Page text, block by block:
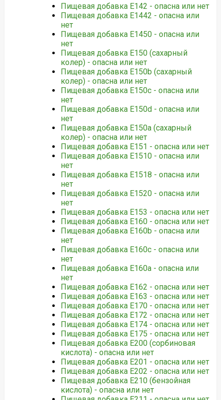
Пищевая добавка Е142 - опасна или нет
Пищевая добавка Е1442 - опасна или
нет
Пищевая добавка Е1450 - опасна или
нет
Пищевая добавка Е150 (сахарный
колер) - опасна или нет
Пищевая добавка Е150b (сахарный
колер) - опасна или нет
Пищевая добавка Е150c - опасна или
нет
Пищевая добавка Е150d - опасна или
нет
Пищевая добавка Е150а (сахарный
колер) - опасна или нет
Пищевая добавка Е151 - опасна или нет
Пищевая добавка Е1510 - опасна или
нет
Пищевая добавка Е1518 - опасна или
нет
Пищевая добавка Е1520 - опасна или
нет
Пищевая добавка Е153 - опасна или нет
Пищевая добавка Е160 - опасна или нет
Пищевая добавка Е160b - опасна или
нет
Пищевая добавка Е160c - опасна или
нет
Пищевая добавка Е160а - опасна или
нет
Пищевая добавка Е162 - опасна или нет
Пищевая добавка Е163 - опасна или нет
Пищевая добавка Е170 - опасна или нет
Пищевая добавка Е172 - опасна или нет
Пищевая добавка Е174 - опасна или нет
Пищевая добавка Е175 - опасна или нет
Пищевая добавка Е200 (сорбиновая
кислота) - опасна или нет
Пищевая добавка Е201 - опасна или нет
Пищевая добавка Е202 - опасна или нет
Пищевая добавка Е210 (бензойная
кислота) - опасна или нет